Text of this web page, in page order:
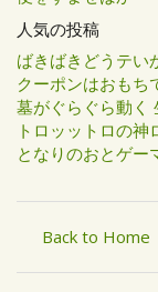
人気の投稿
ばきばきどうテい
クーポンはおもち
墓がぐらぐら動く
トロッットロの
となりのおとゲー
Back to Home